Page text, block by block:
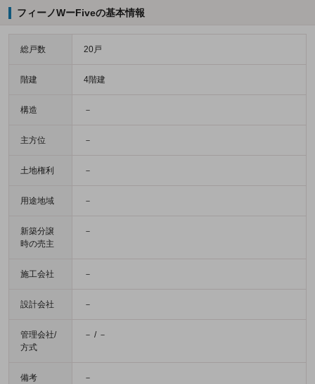
フィーノWーFiveの基本情報
総戸数 20戸
階建 4階建
構造 －
主方位 －
土地権利 －
用途地域 －
新築分譲
時の売主
－
施工会社 －
設計会社 －
管理会社/
方式
－ / －
備考 －